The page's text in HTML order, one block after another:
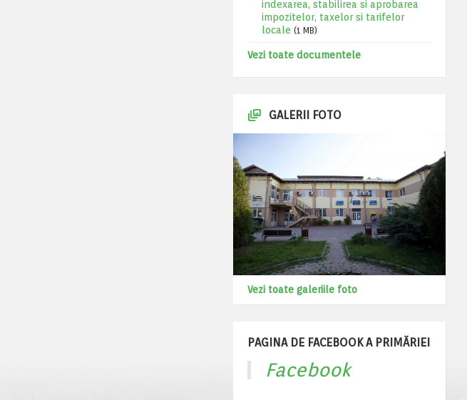
indexarea, stabilirea si aprobarea
impozitelor, taxelor si tarifelor
locale (1 MB)
Vezi toate documentele
GALERII FOTO
Vezi toate galeriile foto
PAGINA DE FACEBOOK A PRIMĂRIEI
Facebook